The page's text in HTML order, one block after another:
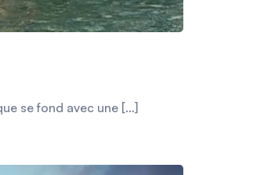
se fond avec une […]